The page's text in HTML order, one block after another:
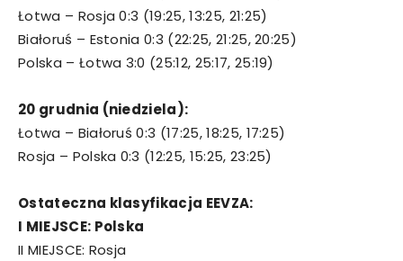
Łotwa – Rosja 0:3 (19:25, 13:25, 21:25)
Białoruś – Estonia 0:3 (22:25, 21:25, 20:25)
Polska – Łotwa 3:0 (25:12, 25:17, 25:19)
20 grudnia (niedziela):
Łotwa – Białoruś 0:3 (17:25, 18:25, 17:25)
Rosja – Polska 0:3 (12:25, 15:25, 23:25)
Ostateczna klasyfikacja EEVZA:
I MIEJSCE: Polska
II MIEJSCE: Rosja